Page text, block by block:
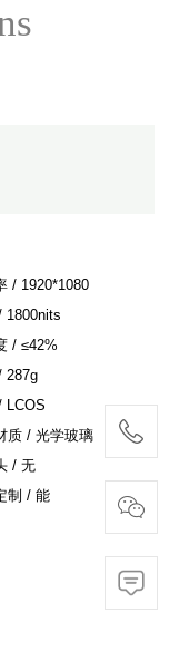
/ 1920*1080
1800nits
/ ≤42%
287g
LCOS
质 / 光学玻璃
/ 无
制 / 能